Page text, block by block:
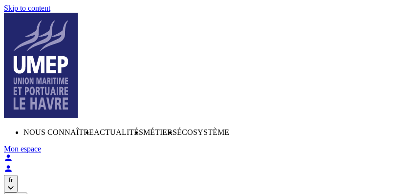
Skip to content
NOUS CONNAÎTREACTUALITÉSMÉTIERSÉCOSYSTÈME
Mon espace
fr